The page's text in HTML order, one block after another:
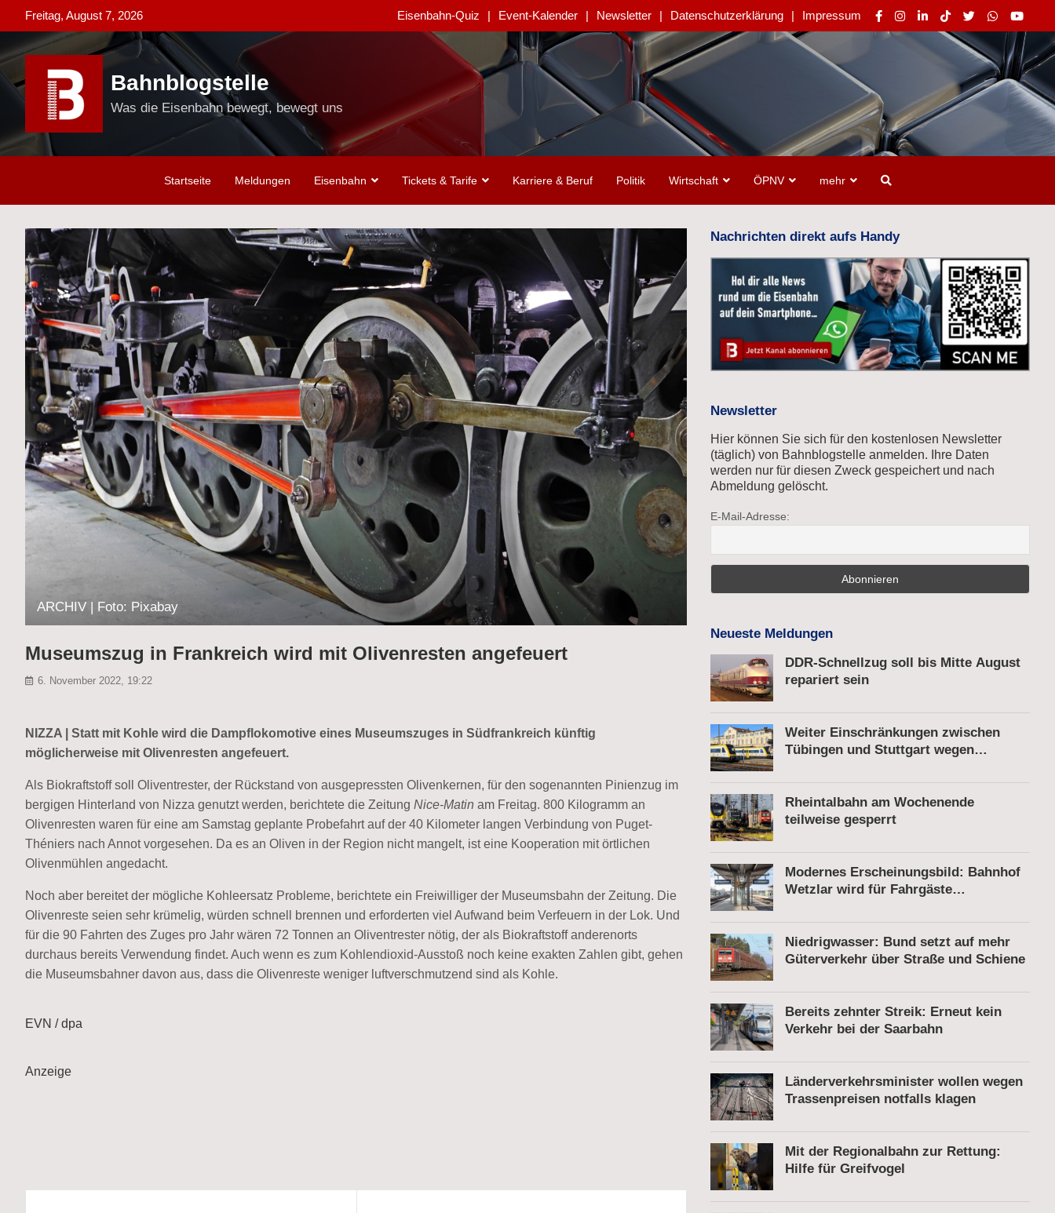
to
content
Freitag, August 7, 2026 Eisenbahn-Quiz Event-Kalender Newsletter Datenschutzerklärung Impressum
Bahnblogstelle
Was die Eisenbahn bewegt, bewegt uns
Startseite Meldungen Eisenbahn Tickets & Tarife Karriere & Beruf Politik Wirtschaft ÖPNV mehr
ARCHIV | Foto: Pixabay
Museumszug in Frankreich wird mit Olivenresten angefeuert
6. November 2022, 19:22
NIZZA | Statt mit Kohle wird die Dampflokomotive eines Museumszuges in Südfrankreich künftig
möglicherweise mit Olivenresten angefeuert.
Als Biokraftstoff soll Oliventrester, der Rückstand von ausgepressten Olivenkernen, für den sogenannten Pinienzug im
bergigen Hinterland von Nizza genutzt werden, berichtete die Zeitung Nice-Matin am Freitag. 800 Kilogramm an
Olivenresten waren für eine am Samstag geplante Probefahrt auf der 40 Kilometer langen Verbindung von Puget-
Théniers nach Annot vorgesehen. Da es an Oliven in der Region nicht mangelt, ist eine Kooperation mit örtlichen
Olivenmühlen angedacht.
Noch aber bereitet der mögliche Kohleersatz Probleme, berichtete ein Freiwilliger der Museumsbahn der Zeitung. Die
Olivenreste seien sehr krümelig, würden schnell brennen und erforderten viel Aufwand beim Verfeuern in der Lok. Und
für die 90 Fahrten des Zuges pro Jahr wären 72 Tonnen an Oliventrester nötig, der als Biokraftstoff anderenorts
durchaus bereits Verwendung findet. Auch wenn es zum Kohlendioxid-Ausstoß noch keine exakten Zahlen gibt, gehen
die Museumsbahner davon aus, dass die Olivenreste weniger luftverschmutzend sind als Kohle.
EVN / dpa
Anzeige
Nachrichten direkt aufs Handy
Newsletter
Hier können Sie sich für den kostenlosen Newsletter
(täglich) von Bahnblogstelle anmelden. Ihre Daten
werden nur für diesen Zweck gespeichert und nach
Abmeldung gelöscht.
E-Mail-Adresse:
Neueste Meldungen
DDR-Schnellzug soll bis Mitte August
repariert sein
Weiter Einschränkungen zwischen
Tübingen und Stuttgart wegen
Rheintalbahn am Wochenende
teilweise gesperrt
Modernes Erscheinungsbild: Bahnhof
Wetzlar wird für Fahrgäste
Niedrigwasser: Bund setzt auf mehr
Güterverkehr über Straße und Schiene
Bereits zehnter Streik: Erneut kein
Verkehr bei der Saarbahn
Länderverkehrsminister wollen wegen
Trassenpreisen notfalls klagen
Mit der Regionalbahn zur Rettung:
Hilfe für Greifvogel